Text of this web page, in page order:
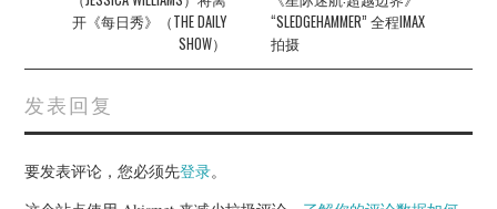
开《每日秀》（THE DAILY
SHOW）
“SLEDGEHAMMER” 全程IMAX
拍摄
发表回复
要发表评论，您必须先登录。